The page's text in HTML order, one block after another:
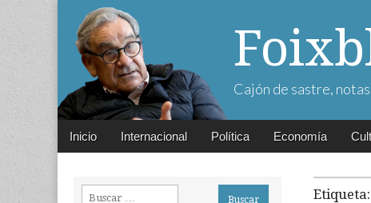
Cajón de sastre,
Main
Skip
Inicio Internacional Política Economía
Etiqueta:
Buscar: